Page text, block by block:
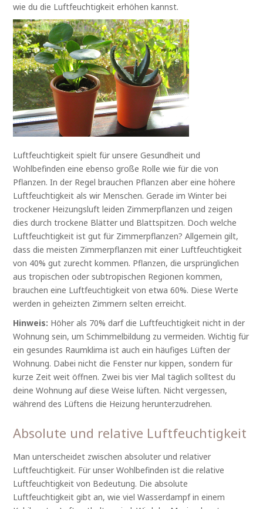
wie du die Luftfeuchtigkeit erhöhen kannst.
Luftfeuchtigkeit spielt für unsere Gesundheit und
Wohlbefinden eine ebenso große Rolle wie für die von
Pflanzen. In der Regel brauchen Pflanzen aber eine höhere
Luftfeuchtigkeit als wir Menschen. Gerade im Winter bei
trockener Heizungsluft leiden Zimmerpflanzen und zeigen
dies durch trockene Blätter und Blattspitzen. Doch welche
Luftfeuchtigkeit ist gut für Zimmerpflanzen? Allgemein gilt,
dass die meisten Zimmerpflanzen mit einer Luftfeuchtigkeit
von 40% gut zurecht kommen. Pflanzen, die ursprünglichen
aus tropischen oder subtropischen Regionen kommen,
brauchen eine Luftfeuchtigkeit von etwa 60%. Diese Werte
werden in geheizten Zimmern selten erreicht.
Hinweis: Höher als 70% darf die Luftfeuchtigkeit nicht in der
Wohnung sein, um Schimmelbildung zu vermeiden. Wichtig für
ein gesundes Raumklima ist auch ein häufiges Lüften der
Wohnung. Dabei nicht die Fenster nur kippen, sondern für
kurze Zeit weit öffnen. Zwei bis vier Mal täglich solltest du
deine Wohnung auf diese Weise lüften. Nicht vergessen,
während des Lüftens die Heizung herunterzudrehen.
Absolute und relative Luftfeuchtigkeit
Man unterscheidet zwischen absoluter und relativer
Luftfeuchtigkeit. Für unser Wohlbefinden ist die relative
Luftfeuchtigkeit von Bedeutung. Die absolute
Luftfeuchtigkeit gibt an, wie viel Wasserdampf in einem